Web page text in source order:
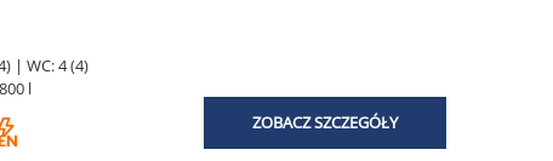
| WC: 4 (4)
l
ZOBACZ SZCZEGÓŁY